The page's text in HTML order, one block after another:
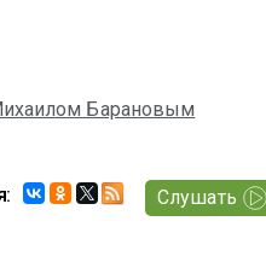
Барановым
Слушать